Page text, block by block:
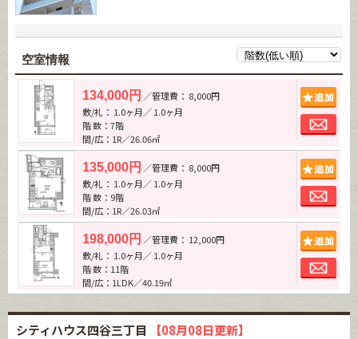
空室情報
134,000円 ／管理費： 8,000円
敷/礼： 1.0ヶ月／ 1.0ヶ月
階 数：7階
間/広：1R／26.06㎡
135,000円 ／管理費： 8,000円
敷/礼： 1.0ヶ月／ 1.0ヶ月
階 数：9階
間/広：1R／26.03㎡
198,000円 ／管理費： 12,000円
敷/礼： 1.0ヶ月／ 1.0ヶ月
階 数：11階
間/広：1LDK／40.19㎡
シティハウス四谷三丁目 【08月08日更新】